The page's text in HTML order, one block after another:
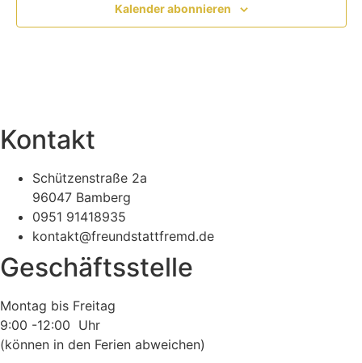
Kalender abonnieren
Kontakt
Schützenstraße 2a
96047 Bamberg
0951 91418935
kontakt@freundstattfremd.de
Geschäftsstelle
Montag bis Freitag
9:00 -12:00 Uhr
(können in den Ferien abweichen)